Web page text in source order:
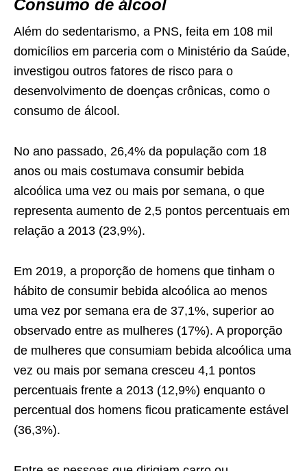
Consumo de álcool
Além do sedentarismo, a PNS, feita em 108 mil
domicílios em parceria com o Ministério da Saúde,
investigou outros fatores de risco para o
desenvolvimento de doenças crônicas, como o
consumo de álcool.
No ano passado, 26,4% da população com 18
anos ou mais costumava consumir bebida
alcoólica uma vez ou mais por semana, o que
representa aumento de 2,5 pontos percentuais em
relação a 2013 (23,9%).
Em 2019, a proporção de homens que tinham o
hábito de consumir bebida alcoólica ao menos
uma vez por semana era de 37,1%, superior ao
observado entre as mulheres (17%). A proporção
de mulheres que consumiam bebida alcoólica uma
vez ou mais por semana cresceu 4,1 pontos
percentuais frente a 2013 (12,9%) enquanto o
percentual dos homens ficou praticamente estável
(36,3%).